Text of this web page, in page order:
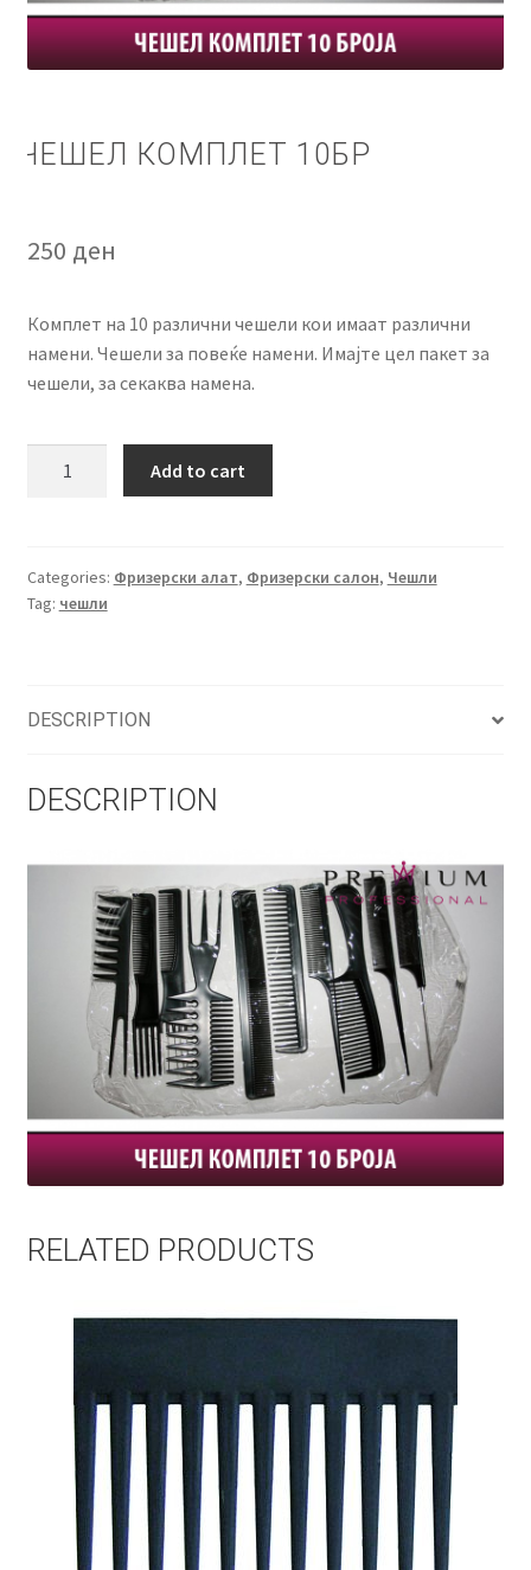
КОШНИЧКА
НАШИ БРЕНДОВИ ЗА КОЗМЕТИКА И ФРИЗЕРАЈ
ПЛАЌАЊЕ
ЗА НАС
ПРОИЗВОДИ
КОРИСНИ СОВЕТИ
КОНТАКТ
ЧЕШЕЛ КОМПЛЕТ 10БР
250 ден
Комплет на 10 различни чешели кои имаат различни
намени. Чешели за повеќе намени. Имајте цел пакет за
чешели, за секаква намена.
Add to cart
Categories: Фризерски алат, Фризерски салон, Чешли
Tag: чешли
DESCRIPTION
DESCRIPTION
RELATED PRODUCTS